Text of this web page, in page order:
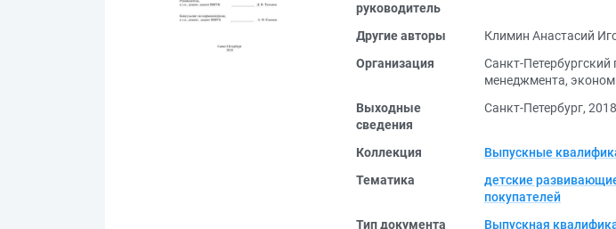
руководитель
Другие авторы
Климин Анастасий
Организация
Санкт-
менеджмента,
Выходные
сведения
Санкт-Петербург, 2018
Коллекция Выпускные
Тематика
детские
покупателей
Тип документа
Выпускная